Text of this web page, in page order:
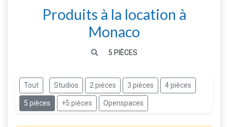
Produits à la location à
Monaco
5 PIÈCES
Tout Studios 2 pièces 3 pièces 4 pièces
5 pièces +5 pièces Openspaces